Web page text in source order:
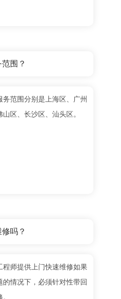
范围？
务范围分别是上海区、广州
区、长沙区、汕头区。
吗？
程师提供上门快速维修如果
的情况下，必须针对性带回